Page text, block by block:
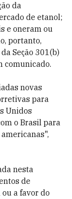
da
de etanol;
​​e oneram ou
portanto,
Seção 301(b)
comunicado.
novas
para
Unidos
o Brasil para
nesta
de
a favor do